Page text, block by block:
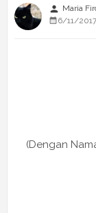
person Maria
6/11/
(Dengan